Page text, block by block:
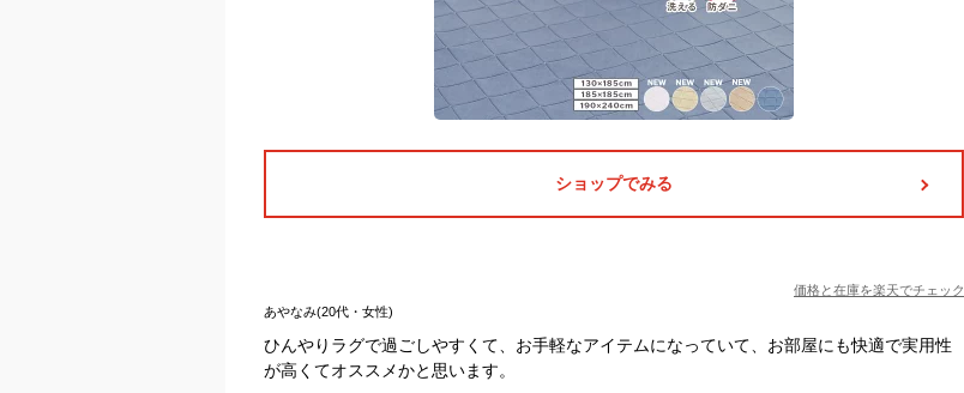
ショップでみる
価格と在庫を楽天でチェック
あやなみ(20代・女性)
ひんやりラグで過ごしやすくて、お手軽なアイテムになっていて、お部屋にも快適で実用性
が高くてオススメかと思います。